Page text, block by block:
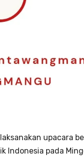
upacara
Indonesia pada